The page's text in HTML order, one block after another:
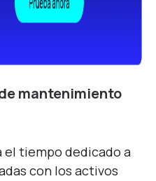
mantenimiento
tiempo dedicado a
con los activos